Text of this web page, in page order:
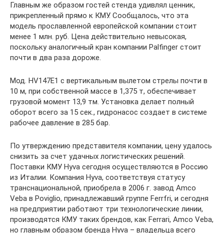
Главным же образом гостей стенда удивлял ценник,
прикрепленный прямо к КМУ. Сообщалось, что эта
модель прославленной европейской компании стоит
менее 1 млн. руб. Цена действительно невысокая,
поскольку аналогичный кран компании Palfinger стоит
почти в два раза дороже.
Мод. HV147Е1 с вертикальным вылетом стрелы почти в
10 м, при собственной массе в 1,375 т, обеспечивает
грузовой момент 13,9 тм. Установка делает полный
оборот всего за 15 сек., гидронасос создает в системе
рабочее давление в 285 бар.
По утверждению представителя компании, цену удалось
снизить за счет удачных логистических решений.
Поставки КМУ Hyva сегодня осуществляются в Россию
из Италии. Компания Hyva, соответствуя статусу
транснациональной, приобрела в 2006 г. завод Amco
Veba в Poviglio, принадлежавший группе Ferrfri, и сегодня
на предприятии работают три технологические линии,
производятся КМУ таких брендов, как Ferrari, Amco Veba,
но главным образом бренда Hyva – владельца всего